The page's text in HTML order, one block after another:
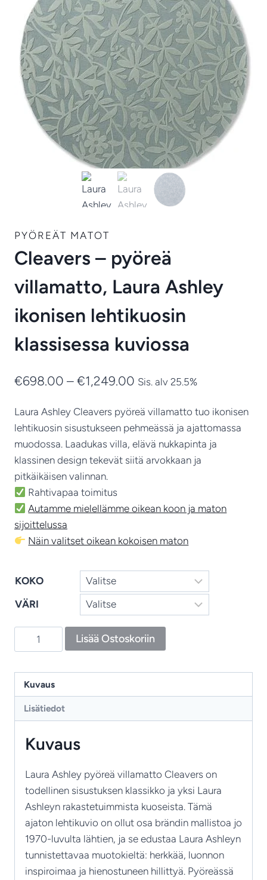
PYÖREÄT MATOT
Cleavers – pyöreä
villamatto, Laura Ashley
ikonisen lehtikuosin
klassisessa kuviossa
€698.00 – €1,249.00 Hintaluokka:
-
€1,249.00
Sis. alv 25.5%
Laura Ashley Cleavers pyöreä villamatto tuo ikonisen
lehtikuosin sisustukseen pehmeässä ja ajattomassa
muodossa. Laadukas villa, elävä nukkapinta ja
klassinen design tekevät siitä arvokkaan ja
pitkäikäisen valinnan.
Rahtivapaa toimitus
Autamme mielellämme oikean koon ja maton
sijoittelussa
Näin valitset oikean kokoisen maton
KOKO
VÄRI
Cleavers
-
villamatto,
Laura
Ashley
lehtikuosin
kuviossa
määrä
Lisää Ostoskoriin
Kuvaus
Lisätiedot
Kuvaus
Laura Ashley pyöreä villamatto Cleavers on
todellinen sisustuksen klassikko ja yksi Laura
Ashleyn rakastetuimmista kuoseista. Tämä
ajaton lehtikuvio on ollut osa brändin mallistoa jo
1970-luvulta lähtien, ja se edustaa Laura Ashleyn
tunnistettavaa muotokieltä: herkkää, luonnon
inspiroimaa ja hienostuneen hillittyä. Pyöreässä